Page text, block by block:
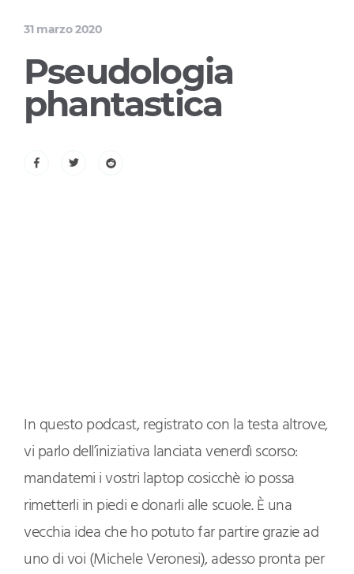
31 marzo 2020
Pseudologia
phantastica
In questo podcast, registrato con la testa altrove,
vi parlo dell’iniziativa lanciata venerdì scorso:
mandatemi i vostri laptop cosicchè io possa
rimetterli in piedi e donarli alle scuole. È una
vecchia idea che ho potuto far partire grazie ad
uno di voi (Michele Veronesi), adesso pronta per